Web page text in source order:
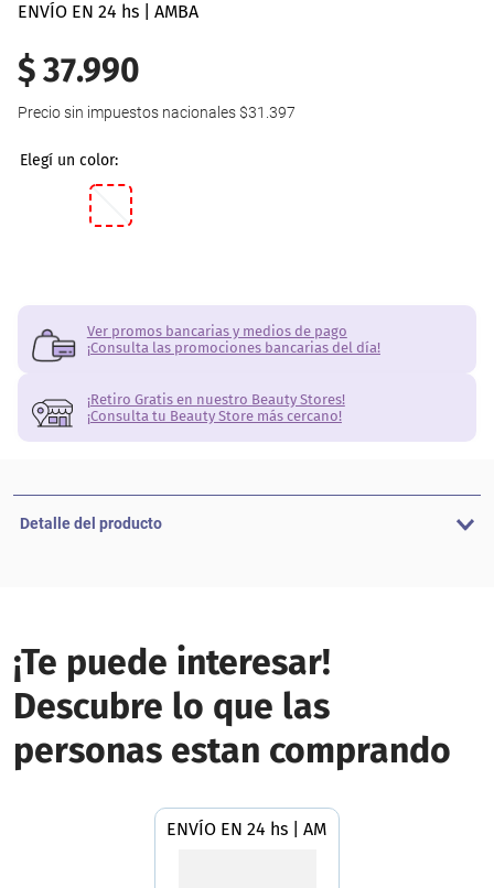
ENVÍO EN 24 hs | AMBA
$37.990
Precio sin impuestos nacionales $31.397
Ver promos bancarias y medios de pago
¡Consulta las promociones bancarias del día!
¡Retiro Gratis en nuestro Beauty Stores!
¡Consulta tu Beauty Store más cercano!
Detalle del producto
¡Te puede interesar!
Descubre lo que las
personas estan comprando
ENVÍO EN 24 hs | AMBA